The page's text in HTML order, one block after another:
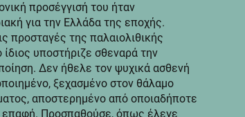
προσέγγισή του ήταν
για την Ελλάδα της εποχής.
προσταγές της παλαιολιθικής
ίδιος υποστήριζε σθεναρά την
Δεν ήθελε τον ψυχικά ασθενή
ξεχασμένο στον θάλαμο
αποστερημένο από οποιαδήποτε
επαφή. Προσπαθούσε, όπως έλεγε